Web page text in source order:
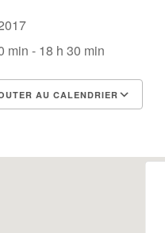
min - 18 h 30 min
AU CALENDRIER